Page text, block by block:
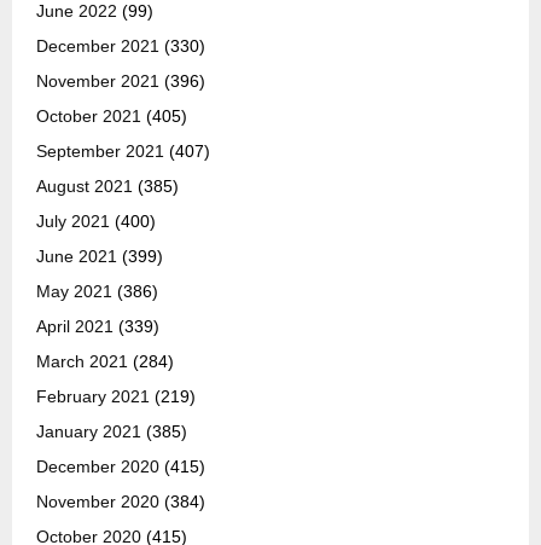
June 2022 (99)
December 2021 (330)
November 2021 (396)
October 2021 (405)
September 2021 (407)
August 2021 (385)
July 2021 (400)
June 2021 (399)
May 2021 (386)
April 2021 (339)
March 2021 (284)
February 2021 (219)
January 2021 (385)
December 2020 (415)
November 2020 (384)
October 2020 (415)